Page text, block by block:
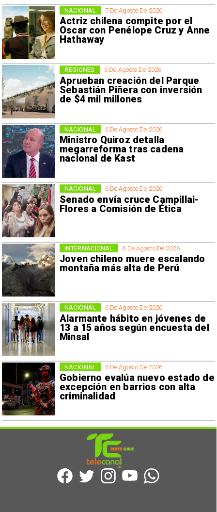
7 De Agosto De 2026
Actriz chilena compite por el
Oscar con Penélope Cruz y Anne
Hathaway
NACIONAL
6 De Agosto De 2026
Aprueban creación del Parque
Sebastián Piñera con inversión
de $4 mil millones
REGIONES
6 De Agosto De 2026
Ministro Quiroz detalla
megarreforma tras cadena
nacional de Kast
NACIONAL
6 De Agosto De 2026
Senado envía cruce Campillai-
Flores a Comisión de Ética
NACIONAL
6 De Agosto De 2026
Joven chileno muere escalando
montaña más alta de Perú
INTERNACIONAL
6 De Agosto De 2026
Alarmante hábito en jóvenes de
13 a 15 años según encuesta del
Minsal
NACIONAL
6 De Agosto De 2026
Gobierno evalúa nuevo estado de
excepción en barrios con alta
criminalidad
NACIONAL